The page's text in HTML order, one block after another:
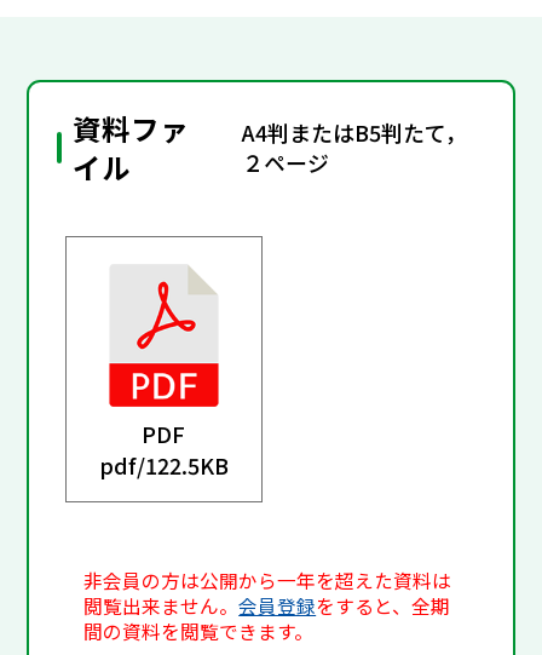
資料ファ
イル
A4判またはB5判たて，
２ページ
PDF
pdf/122.5KB
非会員の方は公開から一年を超えた資料は
閲覧出来ません。会員登録をすると、全期
間の資料を閲覧できます。